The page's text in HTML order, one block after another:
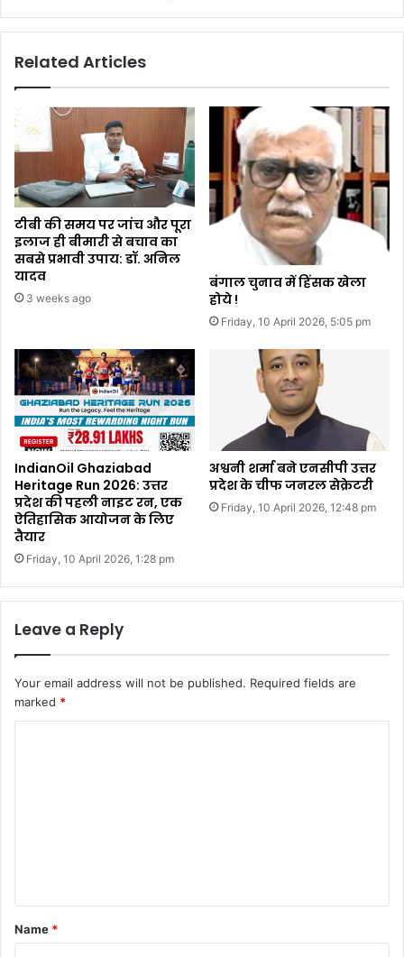
Related Articles
टीबी की समय पर जांच और पूरा
इलाज ही बीमारी से बचाव का
सबसे प्रभावी उपाय: डॉ. अनिल
यादव
3 weeks ago
बंगाल चुनाव में हिंसक खेला
होये !
Friday, 10 April 2026, 5:05 pm
IndianOil Ghaziabad
Heritage Run 2026: उत्तर
प्रदेश की पहली नाइट रन, एक
ऐतिहासिक आयोजन के लिए
तैयार
Friday, 10 April 2026, 1:28 pm
अश्वनी शर्मा बने एनसीपी उत्तर
प्रदेश के चीफ जनरल सेक्रेटरी
Friday, 10 April 2026, 12:48 pm
Leave a Reply
Your email address will not be published. Required fields are
marked *
*
Name *